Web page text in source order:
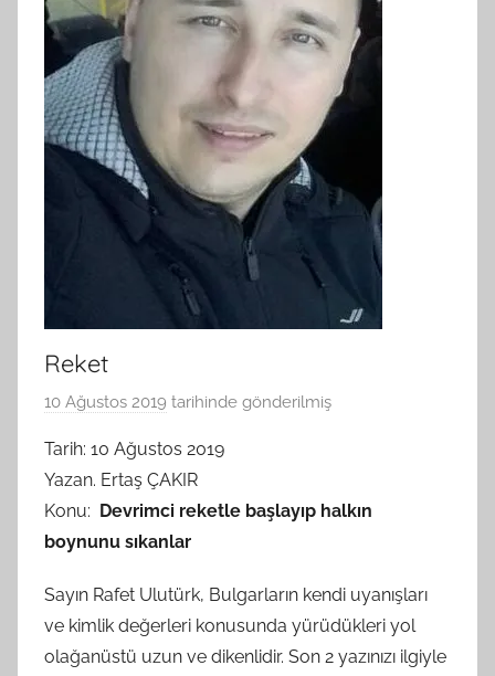
Reket
10 Ağustos 2019 tarihinde gönderilmiş
M
r
a
f
Tarih: 10 Ağustos 2019
Yazan. Ertaş ÇAKIR
Konu:
Devrimci reketle başlayıp halkın
boynunu sıkanlar
Sayın Rafet Ulutürk, Bulgarların kendi uyanışları
ve kimlik değerleri konusunda yürüdükleri yol
olağanüstü uzun ve dikenlidir. Son 2 yazınızı ilgiyle